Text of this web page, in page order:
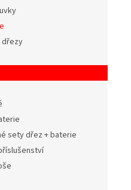
dřezy
sety dřez + baterie